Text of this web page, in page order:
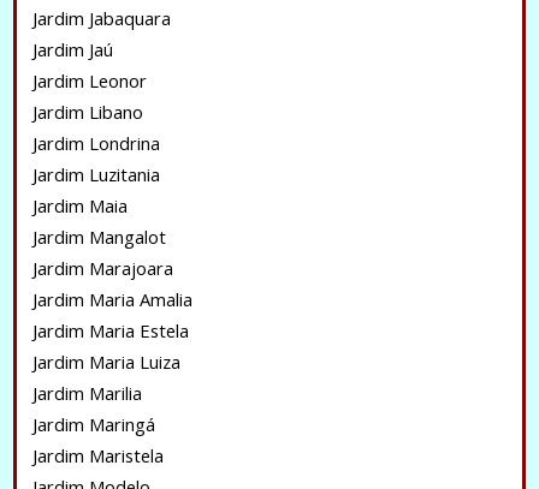
Jardim Jabaquara
Jardim Jaú
Jardim Leonor
Jardim Libano
Jardim Londrina
Jardim Luzitania
Jardim Maia
Jardim Mangalot
Jardim Marajoara
Jardim Maria Amalia
Jardim Maria Estela
Jardim Maria Luiza
Jardim Marilia
Jardim Maringá
Jardim Maristela